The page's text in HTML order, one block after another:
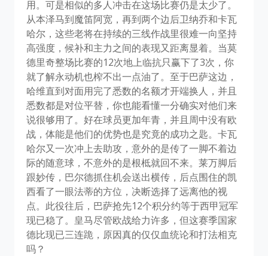
用。可是相似的多人冲击在这场比赛仍是太少了。
从本泽马到魔笛阿宽，再到两个边后卫纳乔和卡瓦
哈尔，这些老将在持续的三线作战里很难一向坚持
高强度，候补和主力之间的表现又距离显着。当莫
德里奇整场比赛的12次地上临抗只赢下了3次，你
就了解永动机也榨不出一点油了。至于巴萨这边，
哈维直到对面用完了悉数的名额才开端换人，并且
悉数都是对位平替，你也能看懂一分确实对他们来
说很够用了。好在球员更加年青，并且周中没有欧
战，体能是他们的优势也是究竟的成功之匙。卡瓦
哈尔又一次冲上去助攻，意外的是传了一脚不着边
际的随意球，不意外的是根柢就回不来。莱万脚后
跟妙传，巴尔德抓住机会送出横传，后点围住的凯
西看了一眼法蒂的方位，决断选择了远离他的视
点。此役往后，巴萨抢先12个积分约等于西甲冠军
现已稳了。皇马尽管欧战给力许多，但这赛季国家
德比现已三连跪，原因真的仅仅血统论和打法相克
吗？